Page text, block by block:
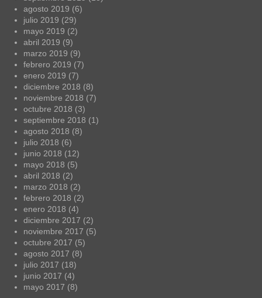
agosto 2019 (6)
julio 2019 (29)
mayo 2019 (2)
abril 2019 (9)
marzo 2019 (9)
febrero 2019 (7)
enero 2019 (7)
diciembre 2018 (8)
noviembre 2018 (7)
octubre 2018 (3)
septiembre 2018 (1)
agosto 2018 (8)
julio 2018 (6)
junio 2018 (12)
mayo 2018 (5)
abril 2018 (2)
marzo 2018 (2)
febrero 2018 (2)
enero 2018 (4)
diciembre 2017 (2)
noviembre 2017 (5)
octubre 2017 (5)
agosto 2017 (8)
julio 2017 (18)
junio 2017 (4)
mayo 2017 (8)